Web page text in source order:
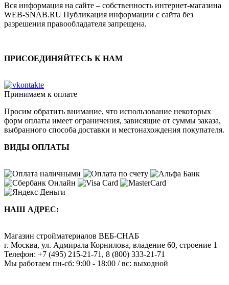
Вся информация на сайте – собственность интернет-магазина
WEB-SNAB.RU Публикация информации с сайта без
разрешения правообладателя запрещена.
ПРИСОЕДИНЯЙТЕСЬ К НАМ
Принимаем к оплате
Просим обратить внимание, что использование некоторых
форм оплаты имеет ограничения, зависящие от суммы заказа,
выбранного способа доставки и местонахождения покупателя.
ВИДЫ ОПЛАТЫ
НАШ АДРЕС:
Магазин стройматериалов ВЕБ-СНАБ
г. Москва, ул. Адмирала Корнилова, владение 60, строение 1
Телефон: +7 (495) 215-21-71 , 8 (800) 333-21-71
Мы работаем пн-сб: 9:00 - 18:00 / вс: выходной